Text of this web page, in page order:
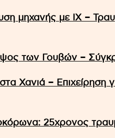
μηχανής με ΙΧ –
των Γουβών –
Χανιά – Επιχείρηση
25χρονος